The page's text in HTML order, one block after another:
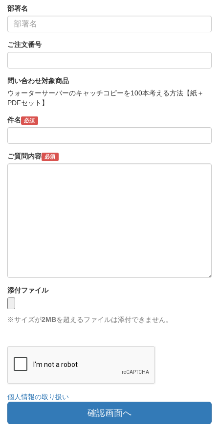
部署名
ご注文番号
問い合わせ対象商品
ウォーターサーバーのキャッチコピーを100本考える方法【紙＋
PDFセット】
件名 必須
ご質問内容 必須
添付ファイル
※サイズが2MBを超えるファイルは添付できません。
個人情報の取り扱い
確認画面へ